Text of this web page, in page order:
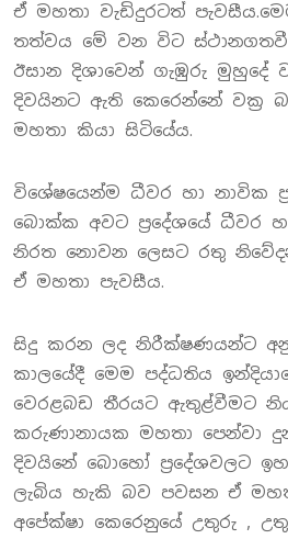
ඒ මහතා වැඩිදුරටත්
තත්වය මේ වන විට
ඊසාන දිශාවෙන් ගැඹුරු මුහුදේ
දිවයිනට ඇති කෙරෙන්නේ වක්‍ර
මහතා කියා සිටියේය.
විශේෂයෙන්ම ධීවර හා නාවික
බොක්ක අවට ප්‍රදේශයේ ධීවර
නිරත නොවන ලෙසට රතු
ඒ මහතා පැවසීය.
සිදු කරන ලද නිරීක්ෂණයන්ට
කාලයේදී මෙම පද්ධතිය
වෙරළබඩ තීරයට ඇතුළ්වීමට
කරුණානායක මහතා පෙන්වා
දිවයිනේ බොහෝ ප්‍රදේශවලට
ලැබිය හැකි බව පවසන ඒ
අපේක්ෂා කෙරෙනුයේ උතුරු ,